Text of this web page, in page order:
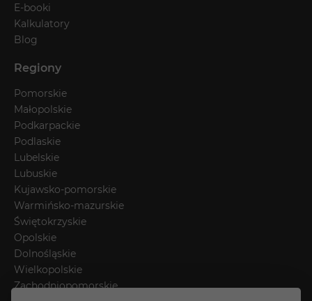
E-booki
Kalkulatory
Blog
Regiony
Pomorskie
Małopolskie
Podkarpackie
Podlaskie
Lubelskie
Lubuskie
Kujawsko-pomorskie
Warmińsko-mazurskie
Świętokrzyskie
Opolskie
Dolnośląskie
Wielkopolskie
Zachodniopomorskie